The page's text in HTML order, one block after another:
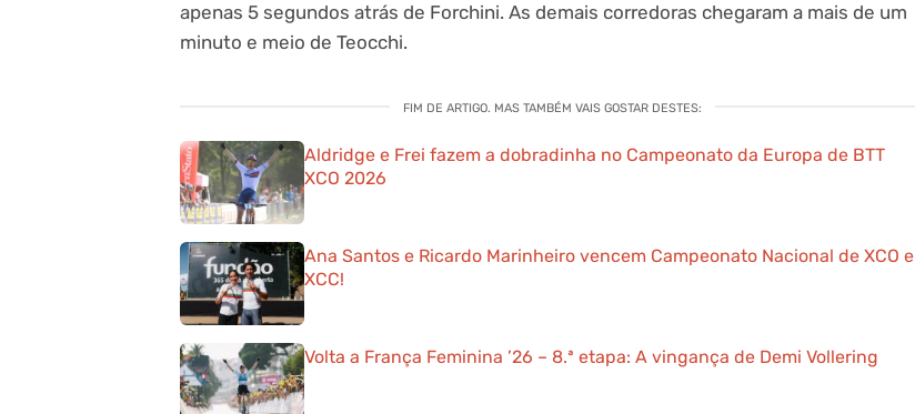
apenas 5 segundos atrás de Forchini. As demais corredoras chegaram a mais de um
minuto e meio de Teocchi.
FIM DE ARTIGO. MAS TAMBÉM VAIS GOSTAR DESTES:
Aldridge e Frei fazem a dobradinha no Campeonato da Europa de BTT
XCO 2026
Ana Santos e Ricardo Marinheiro vencem Campeonato Nacional de XCO e
XCC!
Volta a França Feminina ’26 – 8.ª etapa: A vingança de Demi Vollering